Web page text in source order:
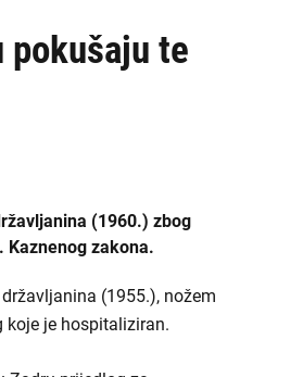
te
(1960.) zbog
Kaznenog zakona.
(1955.), nožem
koje je hospitaliziran.